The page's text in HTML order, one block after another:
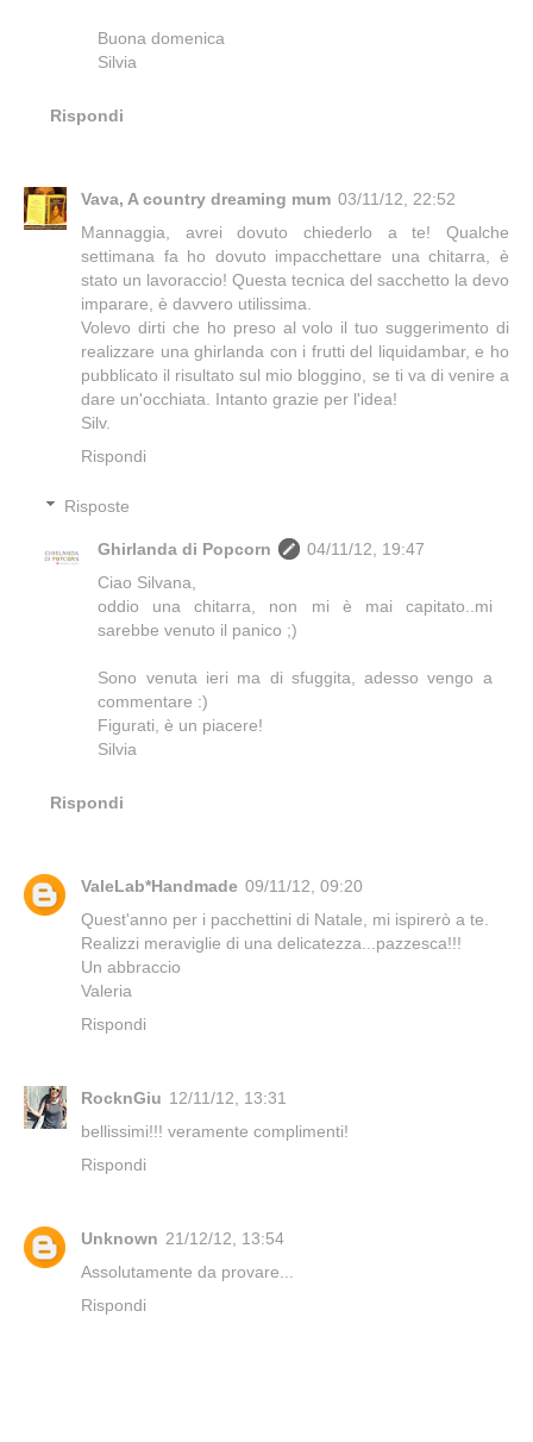
Buona domenica
Silvia
Rispondi
Vava, A country dreaming mum 03/11/12, 22:52
Mannaggia, avrei dovuto chiederlo a te! Qualche
settimana fa ho dovuto impacchettare una chitarra, è
stato un lavoraccio! Questa tecnica del sacchetto la devo
imparare, è davvero utilissima.
Volevo dirti che ho preso al volo il tuo suggerimento di
realizzare una ghirlanda con i frutti del liquidambar, e ho
pubblicato il risultato sul mio bloggino, se ti va di venire a
dare un'occhiata. Intanto grazie per l'idea!
Silv.
Rispondi
Risposte
Ghirlanda di Popcorn
04/11/12, 19:47
Ciao Silvana,
oddio una chitarra, non mi è mai capitato..mi
sarebbe venuto il panico ;)
Sono venuta ieri ma di sfuggita, adesso vengo a
commentare :)
Figurati, è un piacere!
Silvia
Rispondi
ValeLab*Handmade 09/11/12, 09:20
Quest'anno per i pacchettini di Natale, mi ispirerò a te.
Realizzi meraviglie di una delicatezza...pazzesca!!!
Un abbraccio
Valeria
Rispondi
RocknGiu 12/11/12, 13:31
bellissimi!!! veramente complimenti!
Rispondi
Unknown 21/12/12, 13:54
Assolutamente da provare...
Rispondi